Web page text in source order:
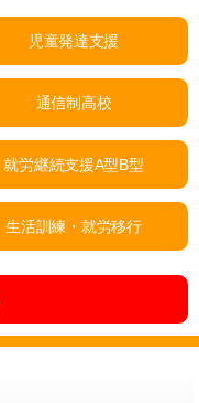
児童発達支援
通信制高校
就労継続支援A型B型
生活訓練・就労移行